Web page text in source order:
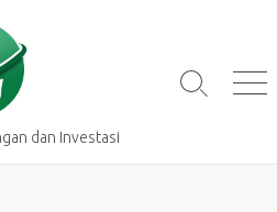
dan Investasi
Search